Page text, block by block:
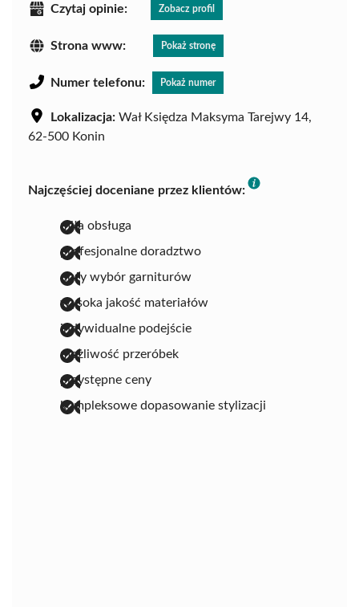
Czytaj opinie: Zobacz profil
Strona www: Pokaż stronę
Numer telefonu: Pokaż numer
Lokalizacja: Wał Księdza Maksyma Tarejwy 14,
62-500 Konin
Najczęściej doceniane przez klientów:
miła obsługa
profesjonalne doradztwo
duży wybór garniturów
wysoka jakość materiałów
indywidualne podejście
możliwość przeróbek
przystępne ceny
kompleksowe dopasowanie stylizacji